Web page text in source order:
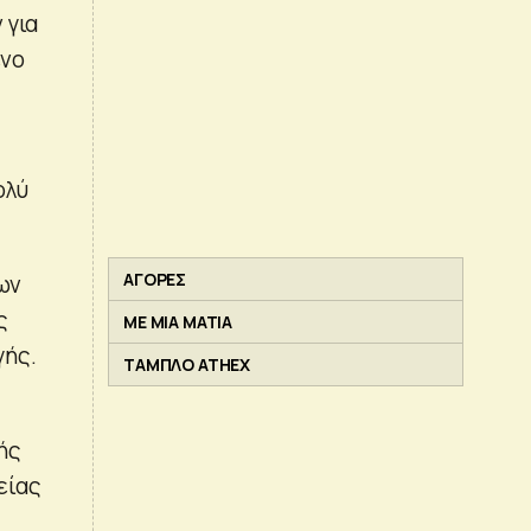
ΑΓΟΡΕΣ
ΜΕ ΜΙΑ ΜΑΤΙΑ
ΤΑΜΠΛΟ ATHEX